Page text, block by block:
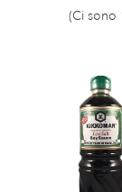
(Ci sono